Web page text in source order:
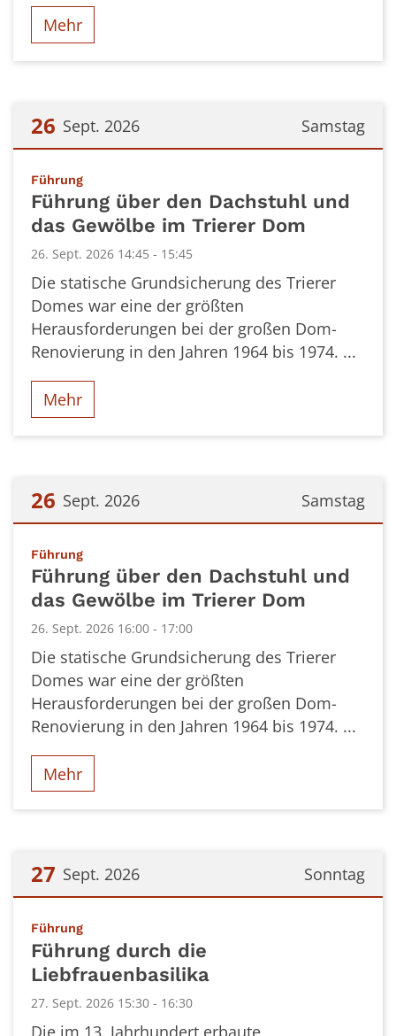
Mehr
Samstag
26 Sept. 2026
Führung:
Führung über den Dachstuhl und
das Gewölbe im Trierer Dom
26. Sept. 2026 14:45 - 15:45
Die statische Grundsicherung des Trierer
Domes war eine der größten
Herausforderungen bei der großen Dom-
Renovierung in den Jahren 1964 bis 1974. ...
Mehr
Samstag
26 Sept. 2026
Führung:
Führung über den Dachstuhl und
das Gewölbe im Trierer Dom
26. Sept. 2026 16:00 - 17:00
Die statische Grundsicherung des Trierer
Domes war eine der größten
Herausforderungen bei der großen Dom-
Renovierung in den Jahren 1964 bis 1974. ...
Mehr
Sonntag
27 Sept. 2026
Führung:
Führung durch die
Liebfrauenbasilika
27. Sept. 2026 15:30 - 16:30